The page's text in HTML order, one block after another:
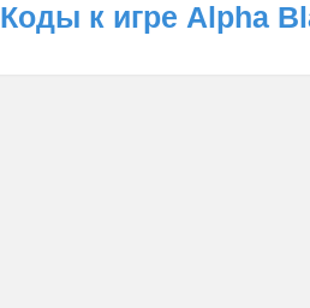
Коды к игре Alpha